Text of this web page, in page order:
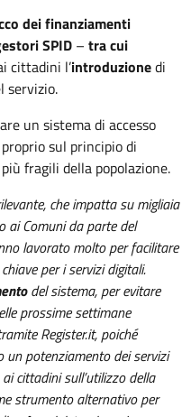
dei finanziamenti
SPID – tra cui
cittadini l’introduzionedi
servizio.
un sistema di accesso
sul principio di
fragili della popolazione.
che impatta su migliaia
ai Comuni da parte del
lavorato molto per facilitare
per i servizi digitali.
del sistema, per evitare
prossime settimane
Register.it, poiché
un potenziamento dei servizi
cittadini sull’utilizzo della
strumento alternativo per